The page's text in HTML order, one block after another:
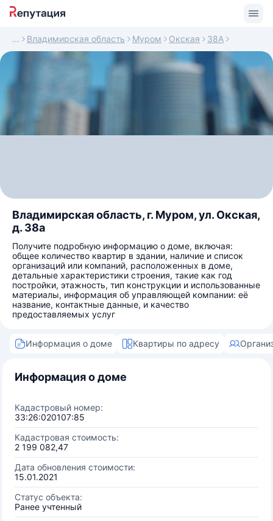
Владимирская область Муром Окская 38А
Владимирская область, г. Муром, ул. Окская,
д. 38а
Получите подробную информацию о доме, включая:
общее количество квартир в здании, наличие и список
организаций или компаний, расположенных в доме,
детальные характеристики строения, такие как год
постройки, этажность, тип конструкции и использованные
материалы, информация об управляющей компании: её
название, контактные данные, и качество
предоставляемых услуг
Информация о доме Квартиры по адресу
Информация о доме
Кадастровый номер:
33:26:020107:85
Кадастровая стоимость:
2 199 082,47
Дата обновления стоимости:
15.01.2021
Статус объекта:
Ранее учтенный